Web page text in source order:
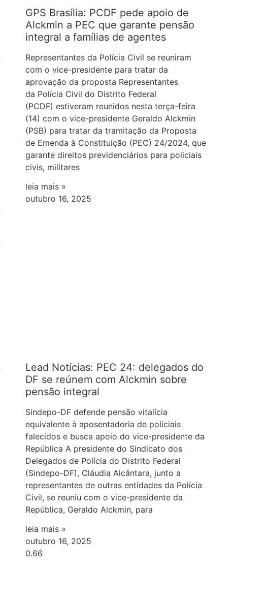
GPS Brasília: PCDF pede apoio de
Alckmin a PEC que garante pensão
integral a famílias de agentes
Representantes da Polícia Civil se reuniram
com o vice-presidente para tratar da
aprovação da proposta Representantes
da Polícia Civil do Distrito Federal
(PCDF) estiveram reunidos nesta terça-feira
(14) com o vice-presidente Geraldo Alckmin
(PSB) para tratar da tramitação da Proposta
de Emenda à Constituição (PEC) 24/2024, que
garante direitos previdenciários para policiais
civis, militares
leia mais »
outubro 16, 2025
Lead Notícias: PEC 24: delegados do
DF se reúnem com Alckmin sobre
pensão integral
Sindepo-DF defende pensão vitalícia
equivalente à aposentadoria de policiais
falecidos e busca apoio do vice-presidente da
República A presidente do Sindicato dos
Delegados de Polícia do Distrito Federal
(Sindepo-DF), Cláudia Alcântara, junto a
representantes de outras entidades da Polícia
Civil, se reuniu com o vice-presidente da
República, Geraldo Alckmin, para
leia mais »
outubro 16, 2025